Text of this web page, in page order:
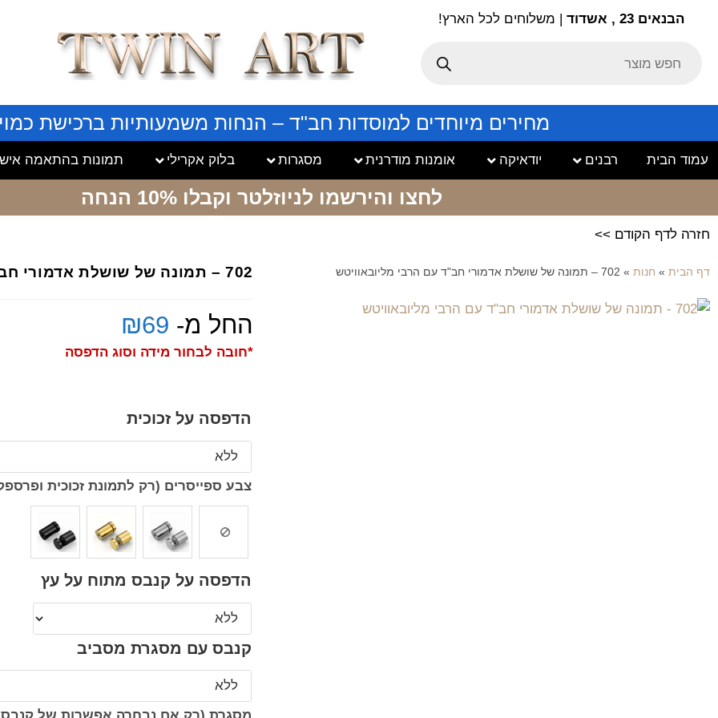
הבנאים 23 , אשדוד | משלוחים לכל הארץ!
מחירים מיוחדים למוסדות חב"ד – הנחות משמעותיות ברכישת
עמוד הבית רבנים יודאיקה אומנות מודרנית מסגרות בלוק אקרילי תמונות בהתאמה
לחצו והירשמו לניוזלטר וקבלו 10% הנחה
חזרה לדף הקודם >>
דף הבית » חנות » 702 – תמונה של שושלת אדמורי חב"ד עם הרבי מליובאוויטש 702 – תמונה של שושלת אדמורי חב"ד עם הרבי מליובאוויטש
החל מ- ₪69
*חובה לבחור מידה וסוג הדפסה
הדפסה על זכוכית
צבע ספייסרים (רק לתמונת זכוכית
הדפסה על קנבס מתוח על עץ
קנבס עם מסגרת מסביב